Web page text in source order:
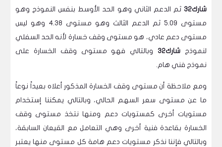
شارك32
ثم الدعم الثاني وهو الحد الأوسط بنفس النموذج وهو
مستوى 5.09 ثم الدعم الثالث وهو مستوى 4.38 وهو ليس
مستوى دعم عادي، هو مستوى وقف خسارة لأنه الحد السفلي
لنموذج شارك32
وبالتالي فهو مستوى وقف الخسارة على
نموذج فني هام.
ومع ملاحظة أن مستوى وقف الخسارة المذكور أعلاه بعيداً نوعاً
ما عن مستوى سعر السهم الحالي، وبالتالي يمكننا إستخدام
مستويات أخرى كمستويات دعم ومنها نتخذ مستوى وقف
الخسارة بقاعدة فنية أخرى وهي التعامل مع القيعان السابقة،
وبالتالي فإننا نذكر مستويات دعم هامة كل مستوى منها يعتبر